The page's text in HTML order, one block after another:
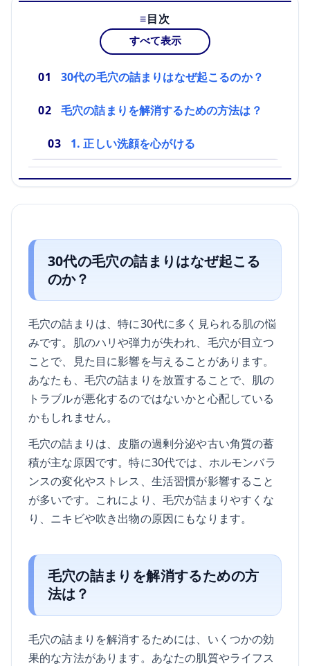
目次
すべて表示
30代の毛穴の詰まりはなぜ起こるのか？
毛穴の詰まりを解消するための方法は？
1. 正しい洗顔を心がける
30代の毛穴の詰まりはなぜ起こる
のか？
毛穴の詰まりは、特に30代に多く見られる肌の悩
みです。肌のハリや弾力が失われ、毛穴が目立つ
ことで、見た目に影響を与えることがあります。
あなたも、毛穴の詰まりを放置することで、肌の
トラブルが悪化するのではないかと心配している
かもしれません。
毛穴の詰まりは、皮脂の過剰分泌や古い角質の蓄
積が主な原因です。特に30代では、ホルモンバラ
ンスの変化やストレス、生活習慣が影響すること
が多いです。これにより、毛穴が詰まりやすくな
り、ニキビや吹き出物の原因にもなります。
毛穴の詰まりを解消するための方
法は？
毛穴の詰まりを解消するためには、いくつかの効
果的な方法があります。あなたの肌質やライフス